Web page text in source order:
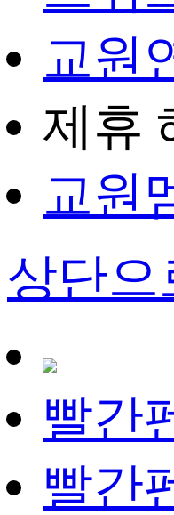
교원
제휴
교원
상단으
빨간
빨간